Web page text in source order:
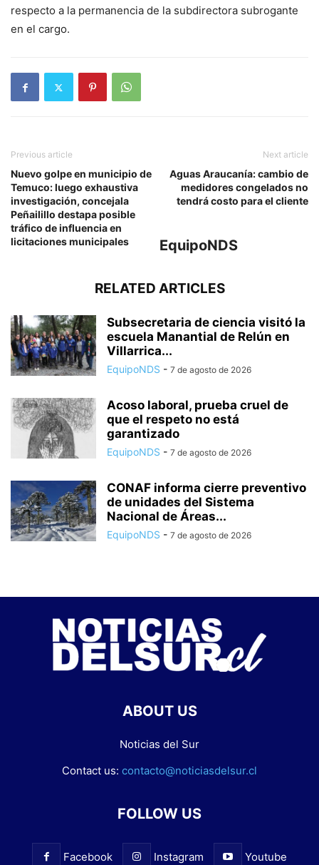
respecto a la permanencia de la subdirectora subrogante
en el cargo.
Previous article
Nuevo golpe en municipio de
Temuco: luego exhaustiva
investigación, concejala
Peñailillo destapa posible
tráfico de influencia en
licitaciones municipales
Next article
Aguas Araucanía: cambio de
medidores congelados no
tendrá costo para el cliente
EquipoNDS
RELATED ARTICLES
Subsecretaria de ciencia visitó la
escuela Manantial de Relún en
Villarrica...
EquipoNDS - 7 de agosto de 2026
Acoso laboral, prueba cruel de
que el respeto no está
garantizado
EquipoNDS - 7 de agosto de 2026
CONAF informa cierre preventivo
de unidades del Sistema
Nacional de Áreas...
EquipoNDS - 7 de agosto de 2026
ABOUT US
Noticias del Sur
Contact us: contacto@noticiasdelsur.cl
FOLLOW US
Facebook Instagram Youtube